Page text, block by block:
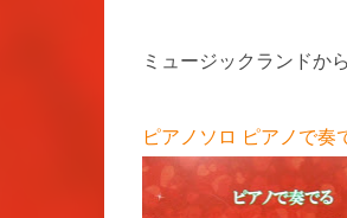
ミュージックランドか
ピアノソロ ピアノで奏